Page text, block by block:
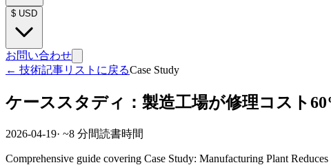
$ USD
お問い合わせ
← 技術記事リストに戻るCase Study
ケーススタディ：製造工場が修理コスト
2026-04-19· ~8 分間読書時間
Comprehensive guide covering Case Study: Manufacturing Plant